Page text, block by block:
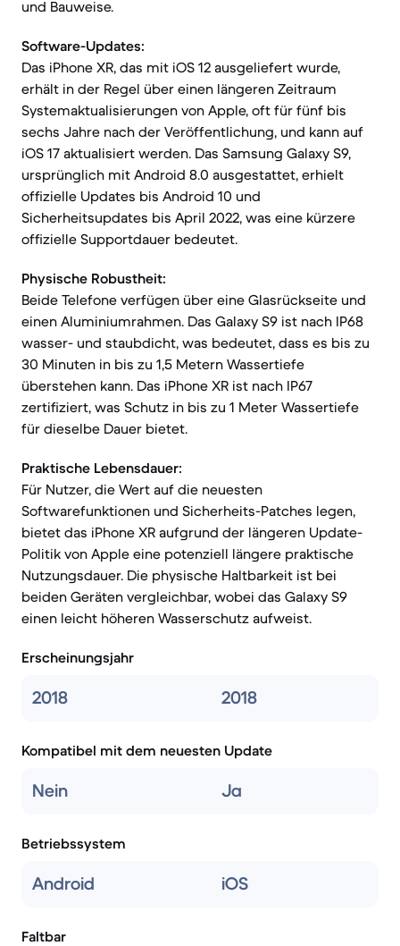
und Bauweise.
Software-Updates:
Das iPhone XR, das mit iOS 12 ausgeliefert wurde,
erhält in der Regel über einen längeren Zeitraum
Systemaktualisierungen von Apple, oft für fünf bis
sechs Jahre nach der Veröffentlichung, und kann auf
iOS 17 aktualisiert werden. Das Samsung Galaxy S9,
ursprünglich mit Android 8.0 ausgestattet, erhielt
offizielle Updates bis Android 10 und
Sicherheitsupdates bis April 2022, was eine kürzere
offizielle Supportdauer bedeutet.
Physische Robustheit:
Beide Telefone verfügen über eine Glasrückseite und
einen Aluminiumrahmen. Das Galaxy S9 ist nach IP68
wasser- und staubdicht, was bedeutet, dass es bis zu
30 Minuten in bis zu 1,5 Metern Wassertiefe
überstehen kann. Das iPhone XR ist nach IP67
zertifiziert, was Schutz in bis zu 1 Meter Wassertiefe
für dieselbe Dauer bietet.
Praktische Lebensdauer:
Für Nutzer, die Wert auf die neuesten
Softwarefunktionen und Sicherheits-Patches legen,
bietet das iPhone XR aufgrund der längeren Update-
Politik von Apple eine potenziell längere praktische
Nutzungsdauer. Die physische Haltbarkeit ist bei
beiden Geräten vergleichbar, wobei das Galaxy S9
einen leicht höheren Wasserschutz aufweist.
Erscheinungsjahr
2018 2018
Kompatibel mit dem neuesten Update
Nein Ja
Betriebssystem
Android iOS
Faltbar